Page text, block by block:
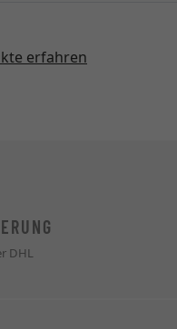
erfahren
DHL